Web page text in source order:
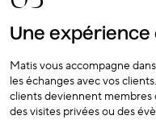
Une
Matis vous accompagne
les échanges avec vos
clients deviennent membres
des visites privées ou des